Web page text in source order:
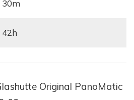
30m
42h
Original PanoMatic